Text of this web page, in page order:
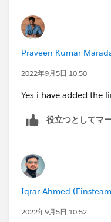
Praveen Kumar
2022年9月5日 10:50
Yes i have added the
役立つとしてマ
Iqrar Ahmed
2022年9月5日 10:52